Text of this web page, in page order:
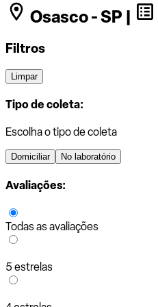
Osasco - SP |
Filtros
Limpar
Tipo de coleta:
Escolha o tipo de coleta
Domiciliar No laboratório
Avaliações:
Todas as avaliações
5 estrelas